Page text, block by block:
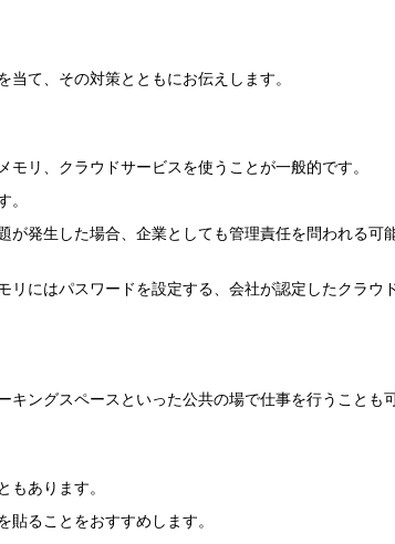
て、その対策とともにお伝えします。
リ、クラウドサービスを使うことが一般的です。
。
が発生した場合、企業としても管理責任を問われる可
リにはパスワードを設定する、会社が認定したクラウ
キングスペースといった公共の場で仕事を行うことも
もあります。
ることをおすすめします。